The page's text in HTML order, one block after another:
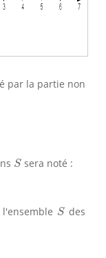
par la partie non
S
Ssera noté :
S
Sdes